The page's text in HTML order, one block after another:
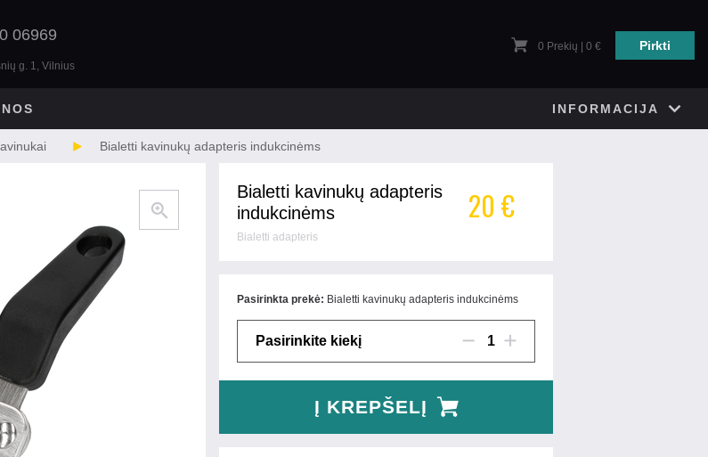
06969
g. 1, Vilnius
0 Prekių | 0 € Pirkti
INFORMACIJA
Bialetti kavinukų adapteris indukcinėms
Bialetti kavinukų adapteris
indukcinėms
Bialetti adapteris
20 €
Pasirinkta prekė: Bialetti kavinukų adapteris indukcinėms
Pasirinkite kiekį 1
Į KREPŠELĮ